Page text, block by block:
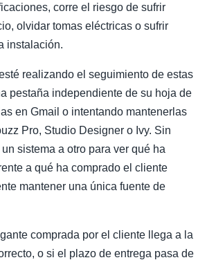
corre el riesgo de sufrir
olvidar tomas eléctricas o sufrir
instalación.
realizando el seguimiento de estas
pestaña independiente de su hoja de
en Gmail o intentando mantenerlas
Pro, Studio Designer o Ivy. Sin
sistema a otro para ver qué ha
a qué ha comprado el cliente
mantener una única fuente de
comprada por el cliente llega a la
o si el plazo de entrega pasa de